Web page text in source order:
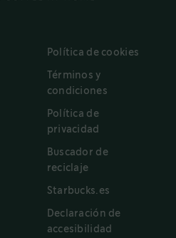
Política de cookies
Términos y
condiciones
Política de
privacidad
Buscador de
reciclaje
Starbucks.es
Declaración de
accesibilidad